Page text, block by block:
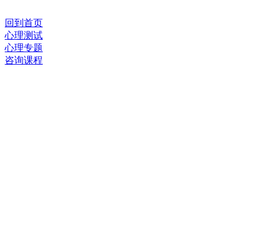
回到首页
心理测试
心理专题
咨询课程